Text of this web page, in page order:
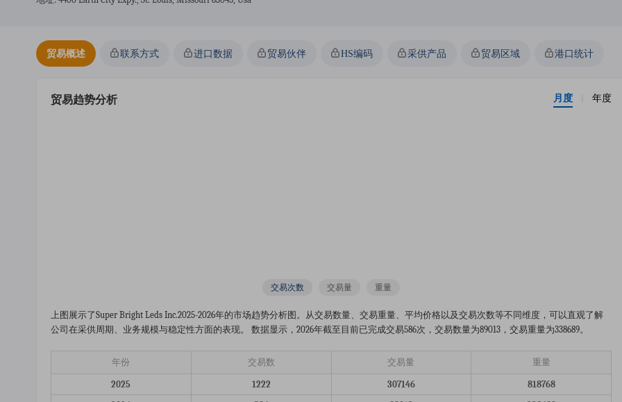
贸易概述 联系方式 进口数据 贸易伙伴 HS编码 采供产品 贸易区域 港口统计
贸易趋势分析 月度 年度
交易次数 交易量 重量
上图展示了super Bright Leds Inc.2025-2026年的市场趋势分析图。从交易数量、交易重量、平均价格以及交易次数等不同维度，可以直观了解
公司在采供周期、业务规模与稳定性方面的表现。 数据显示，2026年截至目前已完成交易586次，交易数量为89013，交易重量为338689。
年份 交易数 交易量 重量
2025 1222 307146
818768